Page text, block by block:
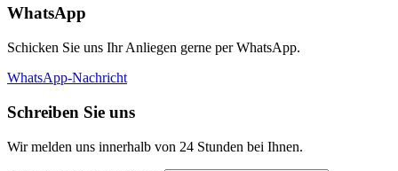
WhatsApp
Schicken Sie uns Ihr Anliegen gerne per WhatsApp.
WhatsApp-Nachricht
Schreiben Sie uns
Wir melden uns innerhalb von 24 Stunden bei Ihnen.